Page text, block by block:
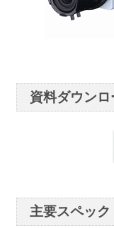
資料ダウンロ
主要スペック